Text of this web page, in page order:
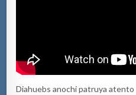
Diahuebs anochi patruya